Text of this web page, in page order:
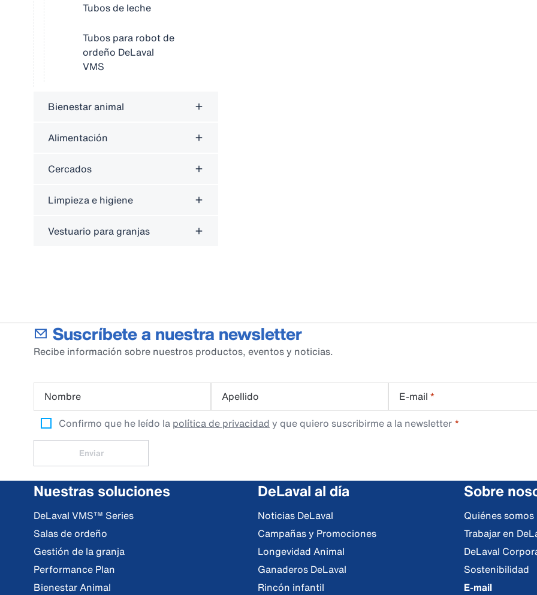
Tubos de leche
Tubos para robot de
ordeño DeLaval
VMS
Bienestar animal
Alimentación
Cercados
Limpieza e higiene
Vestuario para granjas
Suscríbete a nuestra newsletter
Recibe información sobre nuestros productos, eventos y noticias.
Nombre Apellido E-mail *
Confirmo que he leído la política de privacidad y que quiero suscribirme a la newsletter
Enviar
Nuestras soluciones
DeLaval VMS™ Series
Salas de ordeño
Gestión de la granja
Performance Plan
Bienestar Animal
DeLaval al día
Noticias DeLaval
Campañas y Promociones
Longevidad Animal
Ganaderos DeLaval
Rincón infantil
Sobre
Quiénes somos
Trabajar en
DeLaval
Sostenibilidad
E-mail